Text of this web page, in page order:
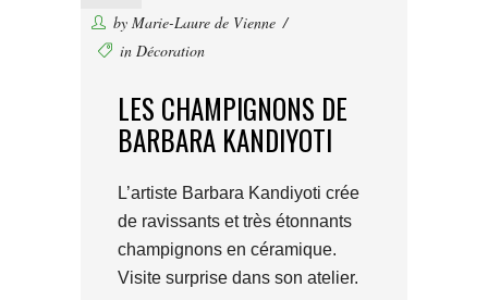
by Marie-Laure de Vienne
in Décoration
LES CHAMPIGNONS DE
BARBARA KANDIYOTI
L’artiste Barbara Kandiyoti crée
de ravissants et très étonnants
champignons en céramique.
Visite surprise dans son atelier.